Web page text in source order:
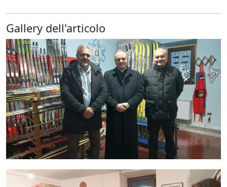
Gallery dell'articolo